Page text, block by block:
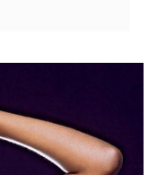
Bénin